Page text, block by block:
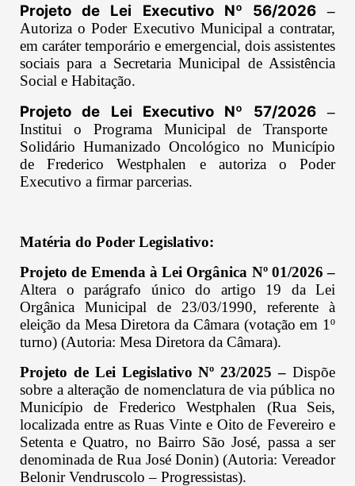
Projeto de Lei Executivo Nº 56/2026–
Autoriza o Poder Executivo Municipal a contratar,
em caráter temporário e emergencial, dois assistentes
sociais para a Secretaria Municipal de Assistência
Social e Habitação.
Projeto de Lei Executivo Nº 57/2026–
Institui o Programa Municipal de Transporte
Solidário Humanizado Oncológico no Município
de Frederico Westphalen e autoriza o Poder
Executivo a firmar parcerias.
Matéria do Poder Legislativo:
Projeto de Emenda à Lei Orgânica Nº 01/2026 –
Altera o parágrafo único do artigo 19 da Lei
Orgânica Municipal de 23/03/1990, referente à
eleição da Mesa Diretora da Câmara (votação em 1º
turno) (Autoria: Mesa Diretora da Câmara).
Projeto de Lei Legislativo Nº 23/2025 – Dispõe
sobre a alteração de nomenclatura de via pública no
Município de Frederico Westphalen (Rua Seis,
localizada entre as Ruas Vinte e Oito de Fevereiro e
Setenta e Quatro, no Bairro São José, passa a ser
denominada de Rua José Donin) (Autoria: Vereador
Belonir Vendruscolo – Progressistas).